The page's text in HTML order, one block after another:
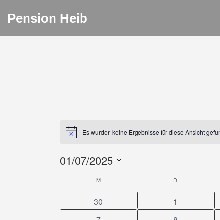
Pension Heib
HinweisEs wurden keine Ergebnisse für diese Ansicht
01/07/2025
KALENDER
VON
MMONTAG D
0
Veranstaltungen
30
0
1